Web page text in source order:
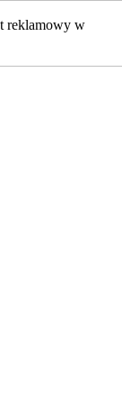
reklamowy w